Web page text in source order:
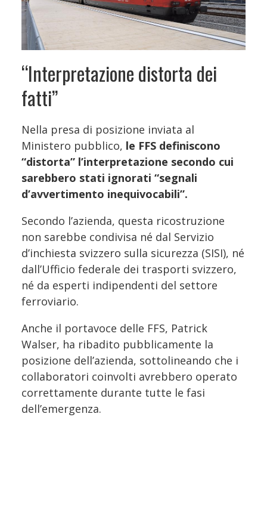
“Interpretazione distorta dei
fatti”
Nella presa di posizione inviata al
Ministero pubblico, le FFS definiscono
“distorta” l’interpretazione secondo cui
sarebbero stati ignorati “segnali
d’avvertimento inequivocabili”.
Secondo l’azienda, questa ricostruzione
non sarebbe condivisa né dal Servizio
d’inchiesta svizzero sulla sicurezza (SISI), né
dall’Ufficio federale dei trasporti svizzero,
né da esperti indipendenti del settore
ferroviario.
Anche il portavoce delle FFS, Patrick
Walser, ha ribadito pubblicamente la
posizione dell’azienda, sottolineando che i
collaboratori coinvolti avrebbero operato
correttamente durante tutte le fasi
dell’emergenza.